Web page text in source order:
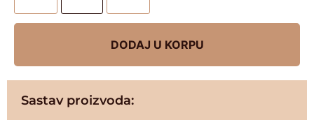
DODAJ U KORPU
Sastav proizvoda: